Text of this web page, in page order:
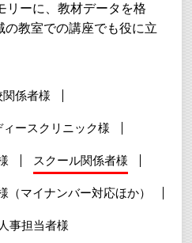
リーに、教材データを格
教室での講座でも役に立
関係者様
ースクリニック様
スクール関係者様
（マイナンバー対応ほか）
事担当者様